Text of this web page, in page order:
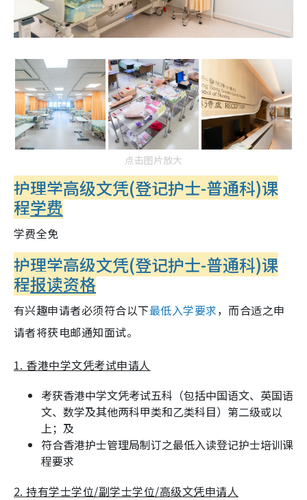
点击图片放大
护理学高级文凭(登记护士-普通科)课
程学费
学费全免
护理学高级文凭(登记护士-普通科)课
程报读资格
有兴趣申请者必须符合以下最低入学要求，而合适之申
请者将获电邮通知面试。
1. 香港中学文凭考试申请人
考获香港中学文凭考试五科（包括中国语文、英国语
文、数学及其他两科甲类和乙类科目）第二级或以
上；及
符合香港护士管理局制订之最低入读登记护士培训课
程要求
2. 持有学士学位/副学士学位/高级文凭申请人